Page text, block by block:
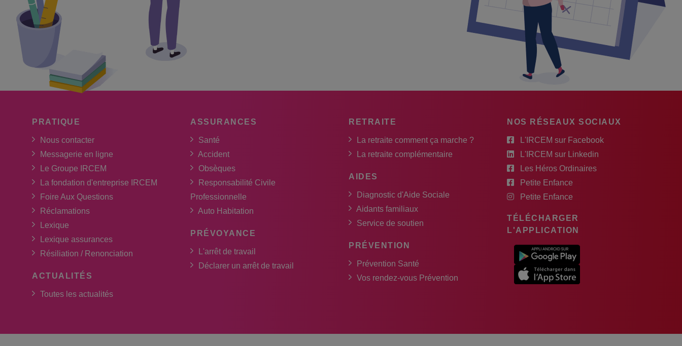
PRATIQUE
Nous contacter
Messagerie en ligne
Le Groupe IRCEM
La fondation d'entreprise IRCEM
Foire Aux Questions
Réclamations
Lexique
Lexique assurances
Résiliation / Renonciation
ACTUALITÉS
Toutes les actualités
ASSURANCES
Santé
Accident
Obsèques
Responsabilité Civile
Professionnelle
Auto Habitation
PRÉVOYANCE
L'arrêt de travail
Déclarer un arrêt de travail
RETRAITE
La retraite comment ça marche ?
La retraite complémentaire
AIDES
Diagnostic d'Aide Sociale
Aidants familiaux
Service de soutien
PRÉVENTION
Prévention Santé
Vos rendez-vous Prévention
NOS RÉSEAUX SOCIAUX
L'IRCEM sur Facebook
L'IRCEM sur Linkedin
Les Héros Ordinaires
Petite Enfance
Petite Enfance
TÉLÉCHARGER
L'APPLICATION